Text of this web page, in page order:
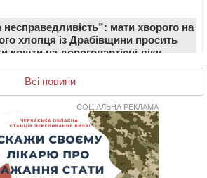
мати хворого на
хлопця із Драбівщини просить
кошти на дороговартісні ліки
колишню очільницю відділу
закупівлю електрики за завищеною
в останню путь двох
у Черкасах оновлюють дорожню
навчальних закладів (ФОТОФАКТ)
Всі новини
СОЦІАЛЬНА РЕКЛАМА